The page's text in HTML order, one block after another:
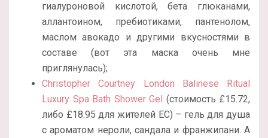
гиалуроновой кислотой, бета глюканами,
аллантоином, пребиотиками, пантенолом,
маслом авокадо и другими вкусностями в
составе (вот эта маска очень мне
приглянулась);
Christopher Courtney London Balinese Ritual
Luxury Spa Bath Shower Gel (стоимость £15.72,
либо £18.95 для жителей ЕС) – гель для душа
с ароматом нероли, сандала и франжипани. А